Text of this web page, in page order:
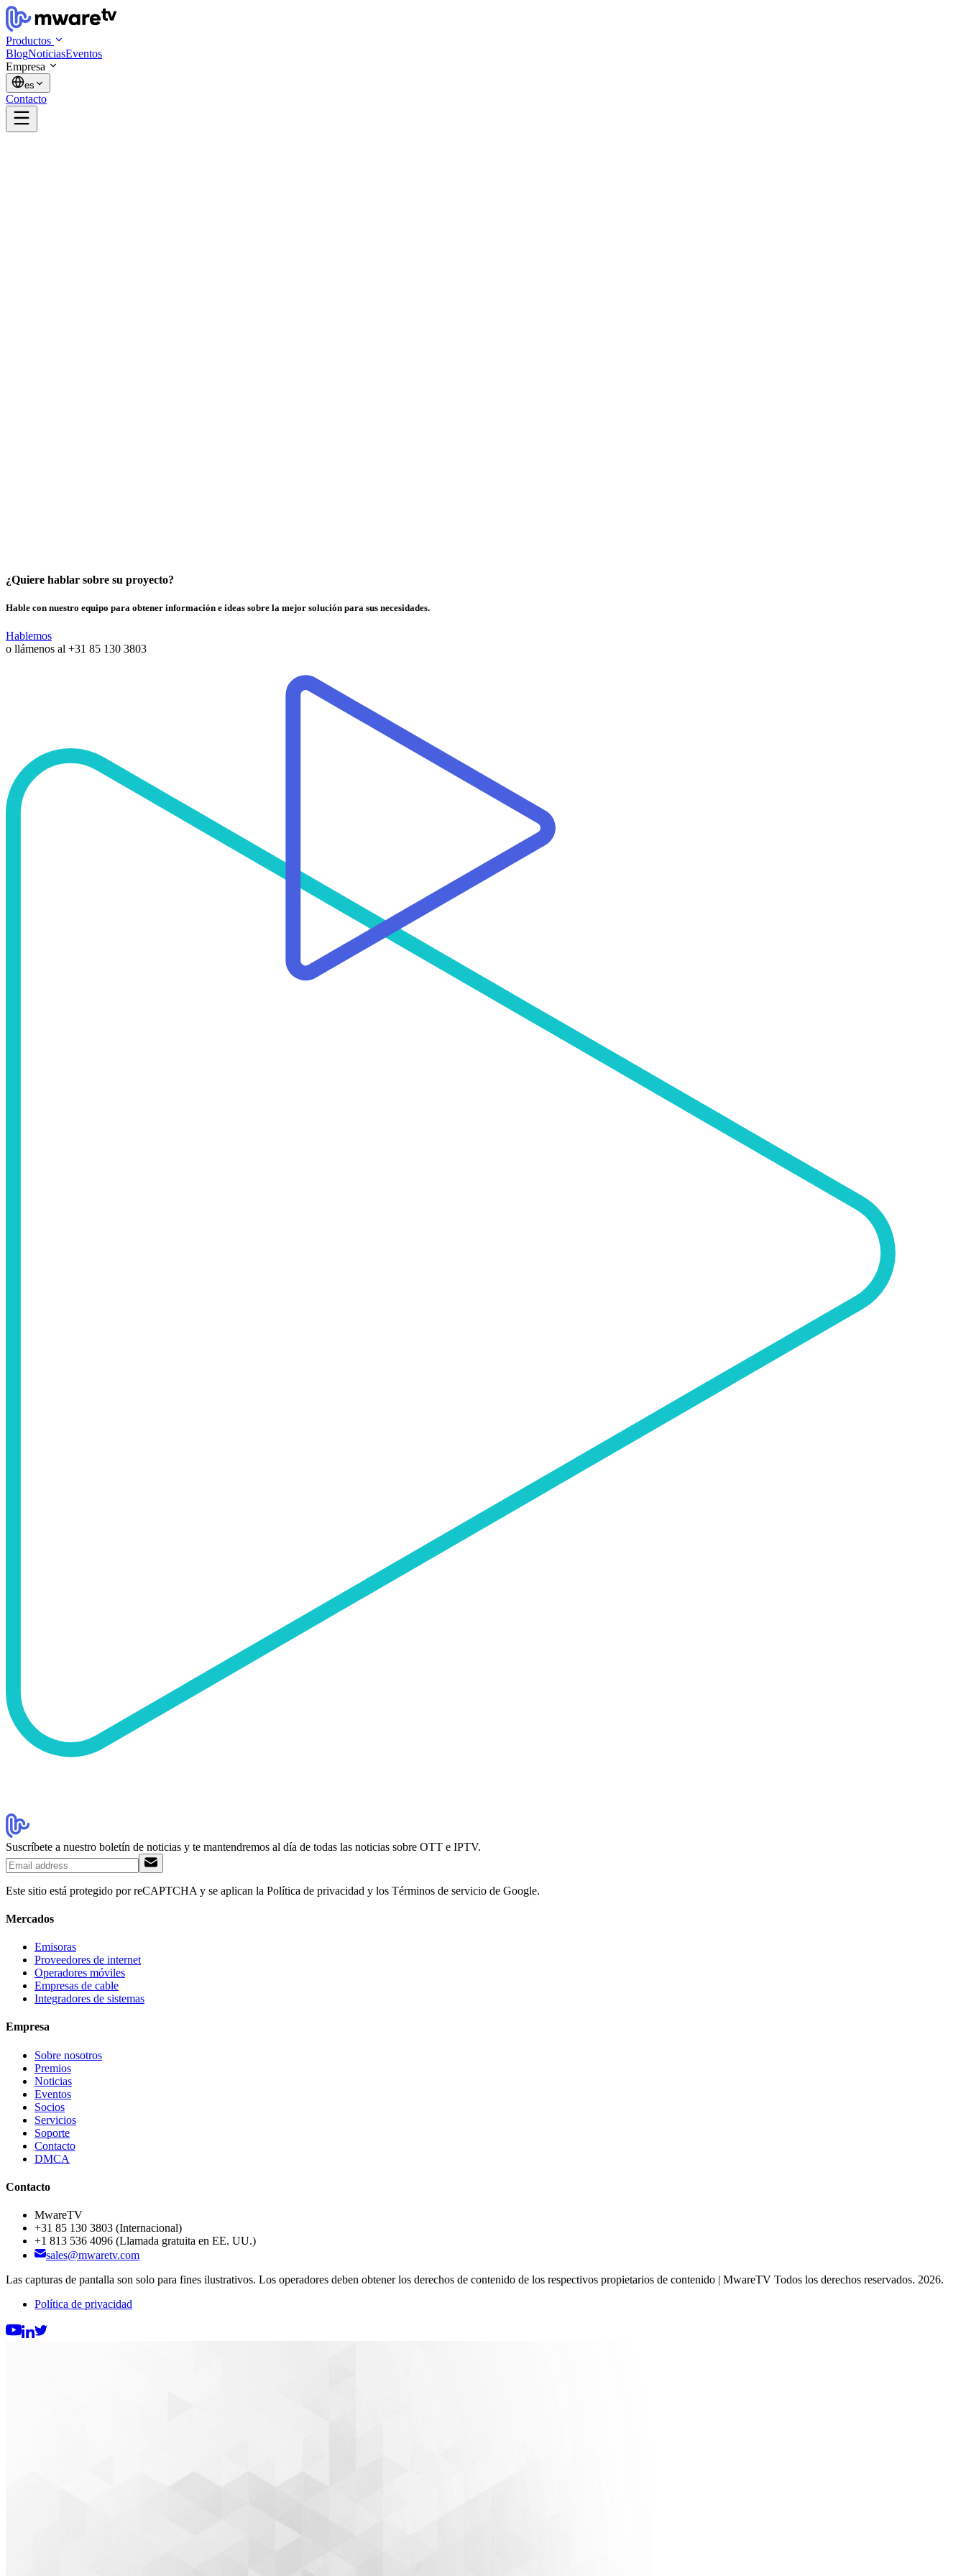
Productos
BlogNoticiasEventos
Empresa
es
Contacto
¿Quiere hablar sobre su proyecto?
Hable con nuestro equipo para obtener información e ideas sobre la mejor solución para sus necesidades.
Hablemos
o llámenos al +31 85 130 3803
Suscríbete a nuestro boletín de noticias y te mantendremos al día de todas las noticias sobre OTT e IPTV.
Este sitio está protegido por reCAPTCHA y se aplican la Política de privacidad y los Términos de servicio de Google.
Mercados
Emisoras
Proveedores de internet
Operadores móviles
Empresas de cable
Integradores de sistemas
Empresa
Sobre nosotros
Premios
Noticias
Eventos
Socios
Servicios
Soporte
Contacto
DMCA
Contacto
MwareTV
+31 85 130 3803 (Internacional)
+1 813 536 4096 (Llamada gratuita en EE. UU.)
sales@mwaretv.com
Las capturas de pantalla son solo para fines ilustrativos. Los operadores deben obtener los derechos de contenido de los respectivos propietarios de contenido | MwareTV Todos los derechos reservados. 2026.
Política de privacidad